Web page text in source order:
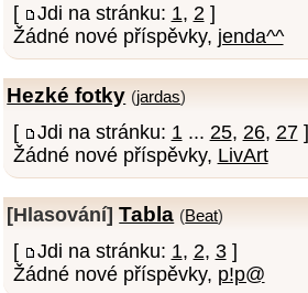
[ Jdi na stránku: 1, 2 ]
Žádné nové příspěvky, jenda^^
Hezké fotky (jardas)
[ Jdi na stránku: 1... 25, 26, 27]
Žádné nové příspěvky, LivArt
[Hlasování] Tabla (Beat)
[ Jdi na stránku: 1, 2, 3]
Žádné nové příspěvky, p!p@